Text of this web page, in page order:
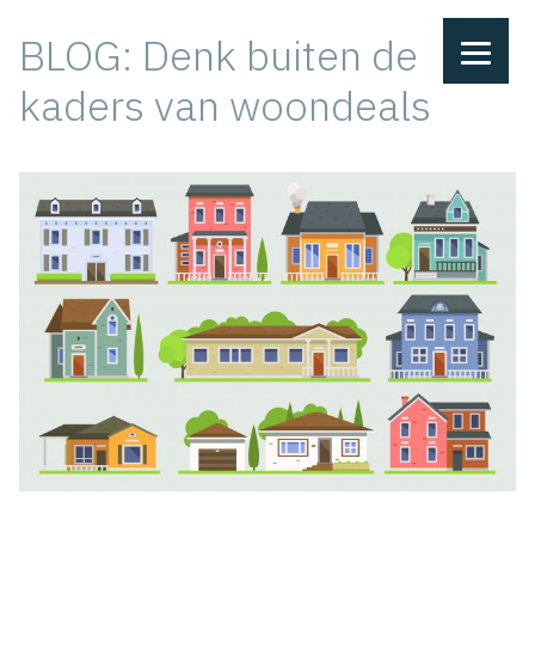
naar
inhoud
BLOG: Denk buiten de
kaders van woondeals